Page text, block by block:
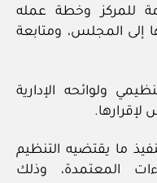
للمركز وخطة عمله
إلى المجلس، ومتابعة
ولوائحه الإدارية
لإقرارها.
ما يقتضيه التنظيم
المعتمدة، وذلك